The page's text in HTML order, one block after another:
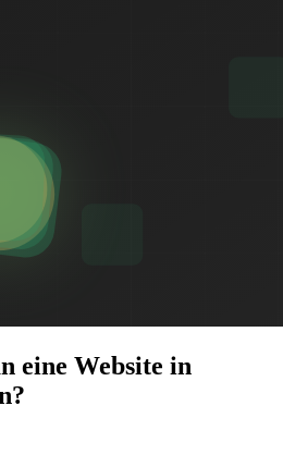
eine Website in